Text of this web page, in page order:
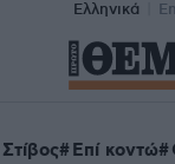
Ελληνικά
Στίβος Επί κοντώ